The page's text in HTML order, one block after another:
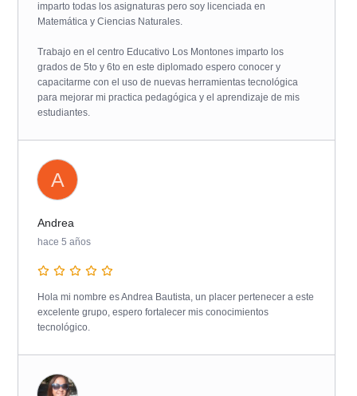
imparto todas los asignaturas pero soy licenciada en
Matemática y Ciencias Naturales.
Trabajo en el centro Educativo Los Montones imparto los
grados de 5to y 6to en este diplomado espero conocer y
capacitarme con el uso de nuevas herramientas tecnológica
para mejorar mi practica pedagógica y el aprendizaje de mis
estudiantes.
A
Andrea
hace 5 años
Hola mi nombre es Andrea Bautista, un placer pertenecer a este
excelente grupo, espero fortalecer mis conocimientos
tecnológico.